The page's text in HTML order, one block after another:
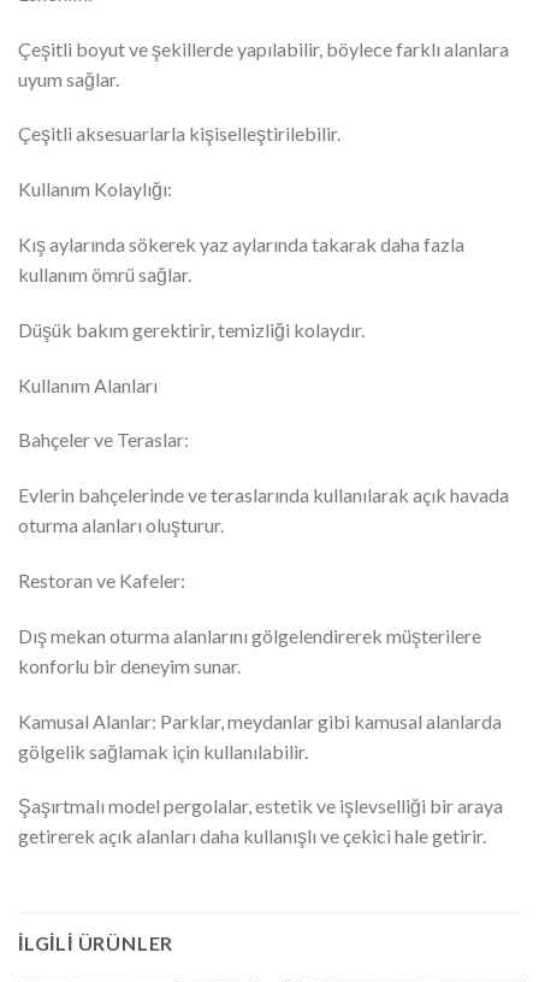
Çeşitli boyut ve şekillerde yapılabilir, böylece farklı alanlara
uyum sağlar.
Çeşitli aksesuarlarla kişiselleştirilebilir.
Kullanım Kolaylığı:
Kış aylarında sökerek yaz aylarında takarak daha fazla
kullanım ömrü sağlar.
Düşük bakım gerektirir, temizliği kolaydır.
Kullanım Alanları
Bahçeler ve Teraslar:
Evlerin bahçelerinde ve teraslarında kullanılarak açık havada
oturma alanları oluşturur.
Restoran ve Kafeler:
Dış mekan oturma alanlarını gölgelendirerek müşterilere
konforlu bir deneyim sunar.
Kamusal Alanlar: Parklar, meydanlar gibi kamusal alanlarda
gölgelik sağlamak için kullanılabilir.
Şaşırtmalı model pergolalar, estetik ve işlevselliği bir araya
getirerek açık alanları daha kullanışlı ve çekici hale getirir.
İLGILI ÜRÜNLER